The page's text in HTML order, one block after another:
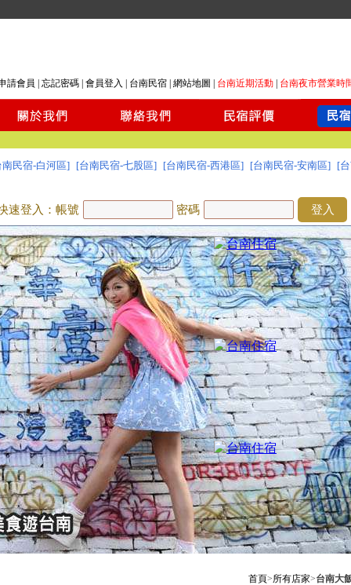
請會員 忘記密碼 會員登入 台南民宿 網站地圖 台南近期活動 台南夜市營業時
南民宿-白河區] [台南民宿-七股區] [台南民宿-西港區] [台南民宿-安南區] [
速登入：帳號 密碼 登入
首頁>所有店家>台南大